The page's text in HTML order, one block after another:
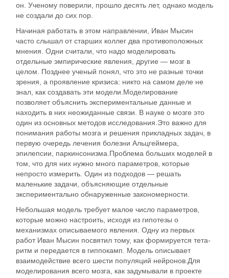
он. Ученому поверили, прошло десять лет, однако модель
не создали до сих пор.
Начиная работать в этом направлении, Иван Мысин
часто слышал от старших коллег два противоположных
мнения. Одни считали, что надо моделировать
отдельные эмпирические явления, другие — мозг в
целом. Позднее ученый понял, что это не разные точки
зрения, а проявление кризиса: никто на самом деле не
знал, как создавать эти модели.Моделирование
позволяет объяснить экспериментальные данные и
находить в них неожиданные связи. В науке о мозге это
один из основных методов исследования.Это важно для
понимания работы мозга и решения прикладных задач, в
первую очередь лечения болезни Альцгеймера,
эпилепсии, паркинсонизма.Проблема больших моделей в
том, что для них нужно много параметров, которые
непросто измерить. Один из подходов — решать
маленькие задачи, объясняющие отдельные
экспериментально обнаруженные закономерности.
Небольшая модель требует малое число параметров,
которые можно настроить, исходя из гипотезы о
механизмах описываемого явления. Одну из первых
работ Иван Мысин посвятил тому, как формируется тета-
ритм и передается в гиппокамп. Модель описывает
взаимодействие всего шести популяций нейронов.Для
моделирования всего мозга, как задумывали в проекте